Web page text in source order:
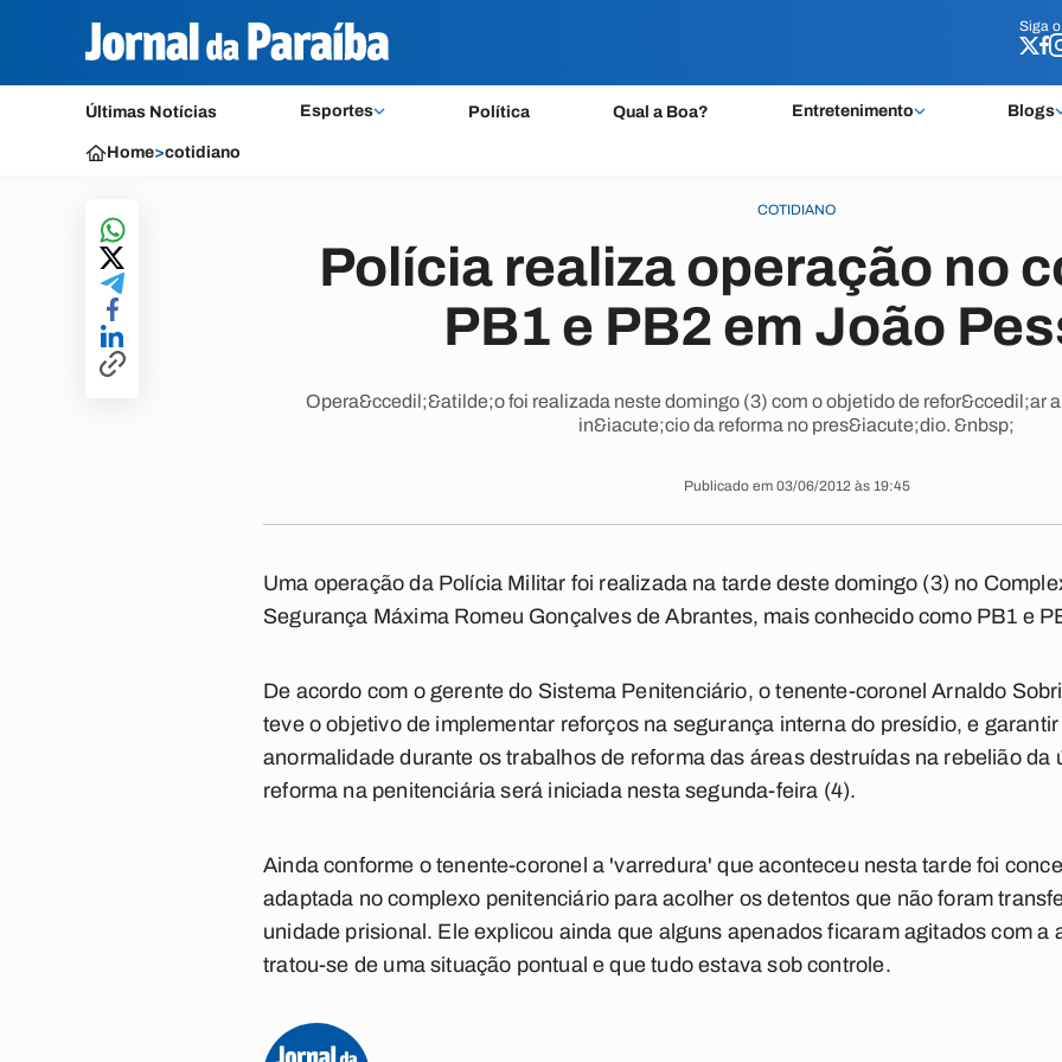
Siga o
Últimas Notícias Esportes Política Qual a Boa? Entretenimento Blogs
Siga o
Home>cotidiano
COTIDIANO
Polícia realiza operação no
PB1 e PB2 em João
Opera&ccedil;&atilde;o foi realizada neste domingo (3) com o objetido de refor&ccedil;ar
in&iacute;cio da reforma no pres&iacute;dio. &nbsp;
Publicado em 03/06/2012 às 19:45
Uma operação da Polícia Militar foi realizada na tarde deste domingo (3) no
Segurança Máxima Romeu Gonçalves de Abrantes, mais conhecido como PB1 e
De acordo com o gerente do Sistema Penitenciário, o tenente-coronel Arnaldo
teve o objetivo de implementar reforços na segurança interna do presídio, e
anormalidade durante os trabalhos de reforma das áreas destruídas na rebelião da
reforma na penitenciária será iniciada nesta segunda-feira (4).
Ainda conforme o tenente-coronel a 'varredura' que aconteceu nesta tarde foi
adaptada no complexo penitenciário para acolher os detentos que não foram
unidade prisional. Ele explicou ainda que alguns apenados ficaram agitados com a
tratou-se de uma situação pontual e que tudo estava sob controle.